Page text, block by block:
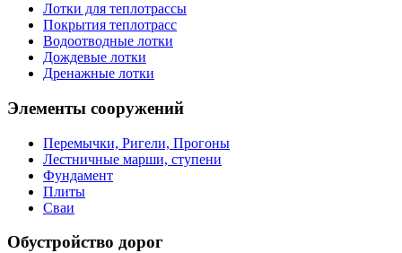
Лотки для теплотрассы
Покрытия теплотрасс
Водоотводные лотки
Дождевые лотки
Дренажные лотки
Элементы сооружений
Перемычки, Ригели, Прогоны
Лестничные марши, ступени
Фундамент
Плиты
Сваи
Обустройство дорог